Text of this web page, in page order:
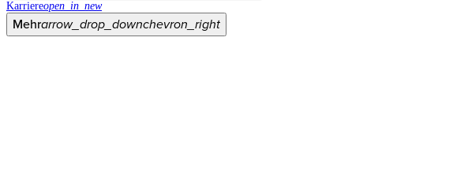
Karriereopen_in_new
Mehrarrow_drop_downchevron_right